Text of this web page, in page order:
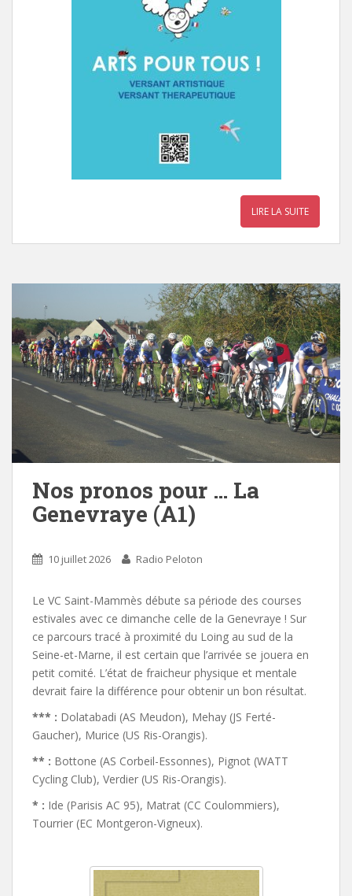
LIRE LA SUITE
Nos pronos pour … La
Genevraye (A1)
10 juillet 2026 Radio Peloton
Le VC Saint-Mammès débute sa période des courses
estivales avec ce dimanche celle de la Genevraye ! Sur
ce parcours tracé à proximité du Loing au sud de la
Seine-et-Marne, il est certain que l’arrivée se jouera en
petit comité. L’état de fraicheur physique et mentale
devrait faire la différence pour obtenir un bon résultat.
*** : Dolatabadi (AS Meudon), Mehay (JS Ferté-
Gaucher), Murice (US Ris-Orangis).
** : Bottone (AS Corbeil-Essonnes), Pignot (WATT
Cycling Club), Verdier (US Ris-Orangis).
* : Ide (Parisis AC 95), Matrat (CC Coulommiers),
Tourrier (EC Montgeron-Vigneux).